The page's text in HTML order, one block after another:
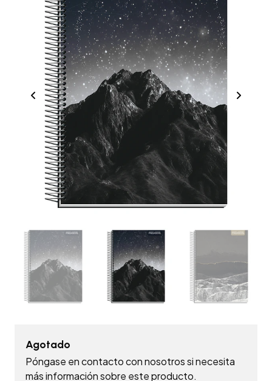
Agotado
Póngase en contacto con nosotros si necesita
más información sobre este producto.